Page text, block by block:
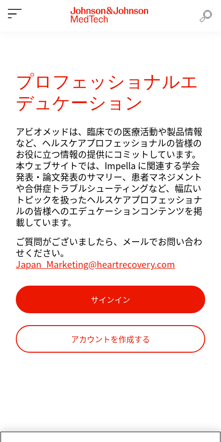
プロフェッショナルエ
デュケーション
アビオメッドは、臨床での医療活動や製品情報
など、ヘルスケアプロフェッショナルの皆様の
お役に立つ情報の提供にコミットしています。
本ウェブサイトでは、Impella に関連する学会
発表・論文発表のサマリー、患者マネジメント
や合併症トラブルシューティングなど、幅広い
トピックを扱ったヘルスケアプロフェッショナ
ルの皆様へのエデュケーションコンテンツを掲
載しています。
ご質問がございましたら、メールでお問い合わ
せください。
Japan_Marketing@heartrecovery.com